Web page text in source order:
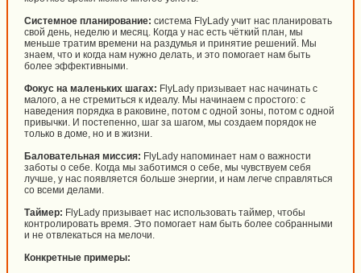
Системное планирование: система FlyLady учит нас планировать
свой день, неделю и месяц. Когда у нас есть чёткий план, мы
меньше тратим времени на раздумья и принятие решений. Мы
знаем, что и когда нам нужно делать, и это помогает нам быть
более эффективными.
Фокус на маленьких шагах: FlyLady призывает нас начинать с
малого, а не стремиться к идеалу. Мы начинаем с простого: с
наведения порядка в раковине, потом с одной зоны, потом с одной
привычки. И постепенно, шаг за шагом, мы создаем порядок не
только в доме, но и в жизни.
Баловательная миссия: FlyLady напоминает нам о важности
заботы о себе. Когда мы заботимся о себе, мы чувствуем себя
лучше, у нас появляется больше энергии, и нам легче справляться
со всеми делами.
Таймер: FlyLady призывает нас использовать таймер, чтобы
контролировать время. Это помогает нам быть более собранными
и не отвлекаться на мелочи.
Конкретные примеры: